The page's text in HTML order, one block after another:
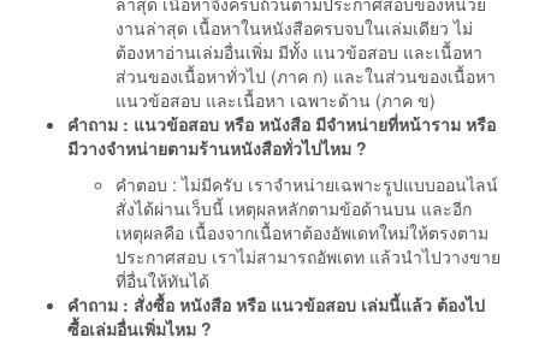
งานล่าสุด เนื้อหาในหนังสือครบจบในเล่มเดียว ไม่
ต้องหาอ่านเล่มอื่นเพิ่ม มีทั้ง แนวข้อสอบ และเนื้อหา
ส่วนของเนื้อหาทั่วไป (ภาค ก) และในส่วนของเนื้อหา
แนวข้อสอบ และเนื้อหา เฉพาะด้าน (ภาค ข)
คำถาม : แนวข้อสอบ หรือ หนังสือ มีจำหน่ายที่หน้าราม หรือ
มีวางจำหน่ายตามร้านหนังสือทั่วไปไหม ?
คำตอบ : ไม่มีครับ เราจำหน่ายเฉพาะรูปแบบออนไลน์
สั่งได้ผ่านเว็บนี้ เหตุผลหลักตามข้อด้านบน และอีก
เหตุผลคือ เนื้องจากเนื้อหาต้องอัพเดทใหม่ให้ตรงตาม
ประกาศสอบ เราไม่สามารถอัพเดท แล้วนำไปวางขาย
ที่อื่นให้ทันได้
คำถาม : สั่งซื้อ หนังสือ หรือ แนวข้อสอบ เล่มนี้แล้ว ต้องไป
ซื้อเล่มอื่นเพิ่มไหม ?